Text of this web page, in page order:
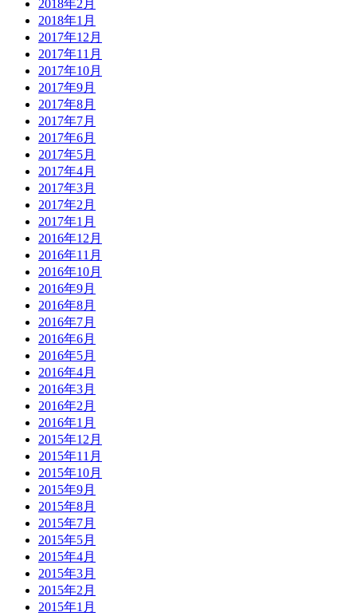
2018年2月
2018年1月
2017年12月
2017年11月
2017年10月
2017年9月
2017年8月
2017年7月
2017年6月
2017年5月
2017年4月
2017年3月
2017年2月
2017年1月
2016年12月
2016年11月
2016年10月
2016年9月
2016年8月
2016年7月
2016年6月
2016年5月
2016年4月
2016年3月
2016年2月
2016年1月
2015年12月
2015年11月
2015年10月
2015年9月
2015年8月
2015年7月
2015年5月
2015年4月
2015年3月
2015年2月
2015年1月